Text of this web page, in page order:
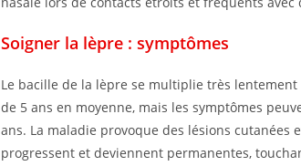
Soigner la lèpre : symptômes
Le bacille de la lèpre se multiplie très lentement
de 5 ans en moyenne, mais les symptômes
ans. La maladie provoque des lésions cutanées
progressent et deviennent permanentes,